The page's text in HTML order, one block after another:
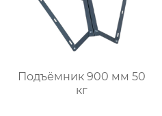
Подъёмник 900 мм 50
кг